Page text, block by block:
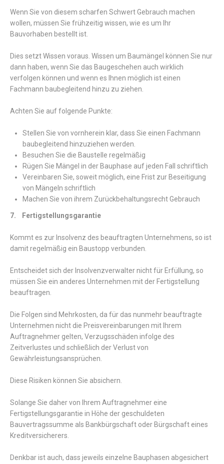
Wenn Sie von diesem scharfen Schwert Gebrauch machen
wollen, müssen Sie frühzeitig wissen, wie es um Ihr
Bauvorhaben bestellt ist.
Dies setzt Wissen voraus. Wissen um Baumängel können Sie nur
dann haben, wenn Sie das Baugeschehen auch wirklich
verfolgen können und wenn es Ihnen möglich ist einen
Fachmann baubegleitend hinzu zu ziehen.
Achten Sie auf folgende Punkte:
Stellen Sie von vornherein klar, dass Sie einen Fachmann
baubegleitend hinzuziehen werden.
Besuchen Sie die Baustelle regelmäßig
Rügen Sie Mängel in der Bauphase auf jeden Fall schriftlich
Vereinbaren Sie, soweit möglich, eine Frist zur Beseitigung
von Mängeln schriftlich
Machen Sie von ihrem Zurückbehaltungsrecht Gebrauch
7. Fertigstellungsgarantie
Kommt es zur Insolvenz des beauftragten Unternehmens, so ist
damit regelmäßig ein Baustopp verbunden.
Entscheidet sich der Insolvenzverwalter nicht für Erfüllung, so
müssen Sie ein anderes Unternehmen mit der Fertigstellung
beauftragen.
Die Folgen sind Mehrkosten, da für das nunmehr beauftragte
Unternehmen nicht die Preisvereinbarungen mit Ihrem
Auftragnehmer gelten, Verzugsschäden infolge des
Zeitverlustes und schließlich der Verlust von
Gewährleistungsansprüchen.
Diese Risiken können Sie absichern.
Solange Sie daher von Ihrem Auftragnehmer eine
Fertigstellungsgarantie in Höhe der geschuldeten
Bauvertragssumme als Bankbürgschaft oder Bürgschaft eines
Kreditversicherers.
Denkbar ist auch, dass jeweils einzelne Bauphasen abgesichert